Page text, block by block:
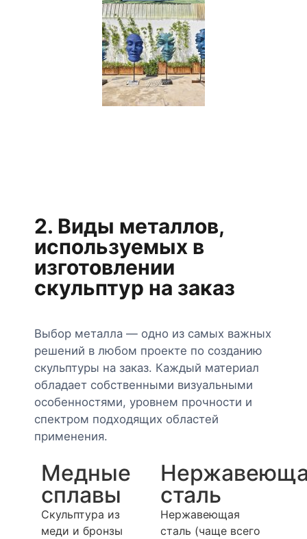
2. Виды металлов,
используемых в
изготовлении
скульптур на заказ
Выбор металла — одно из самых важных
решений в любом проекте по созданию
скульптуры на заказ. Каждый материал
обладает собственными визуальными
особенностями, уровнем прочности и
спектром подходящих областей
применения.
Медные
сплавы
Скульптура из
меди и бронзы
сталь
Нержавеющая
сталь (чаще всего